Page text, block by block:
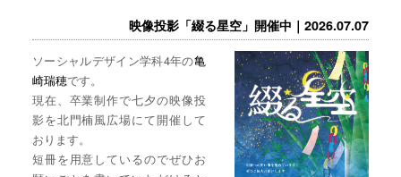
映像投影「綴る星空」開催中｜2026.07.07
ソーシャルデザイン学科4年の亀
崎瑞穂です。
現在、卒業制作で七夕の映像投
影を北門楠風広場にて開催して
おります。
短冊を用意しているのでぜひお